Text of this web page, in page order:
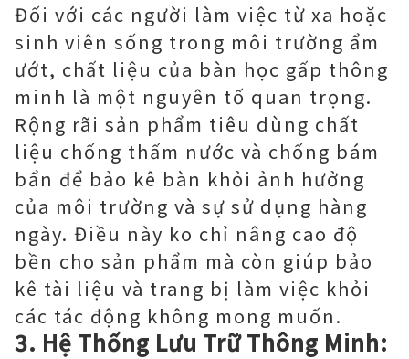
Đối với các người làm việc từ xa hoặc
sinh viên sống trong môi trường ẩm
ướt, chất liệu của bàn học gấp thông
minh là một nguyên tố quan trọng.
Rộng rãi sản phẩm tiêu dùng chất
liệu chống thấm nước và chống bám
bẩn để bảo kê bàn khỏi ảnh hưởng
của môi trường và sự sử dụng hàng
ngày. Điều này ko chỉ nâng cao độ
bền cho sản phẩm mà còn giúp bảo
kê tài liệu và trang bị làm việc khỏi
các tác động không mong muốn.
3. Hệ Thống Lưu Trữ Thông Minh: